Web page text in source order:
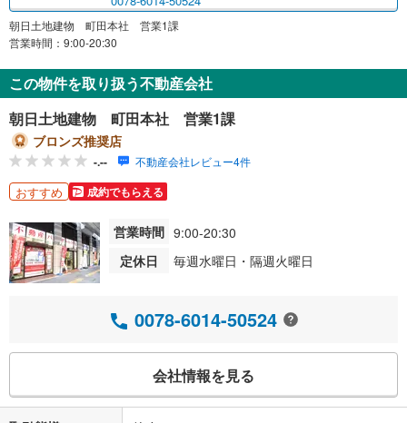
朝日土地建物 町田本社 営業1課
営業時間：9:00-20:30
この物件を取り扱う不動産会社
朝日土地建物 町田本社 営業1課
ブロンズ推奨店
-.-- 不動産会社レビュー4件
おすすめ 成約でもらえる
営業時間 9:00-20:30
定休日
毎週水曜日・隔週火曜日
0078-6014-50524
会社情報を見る